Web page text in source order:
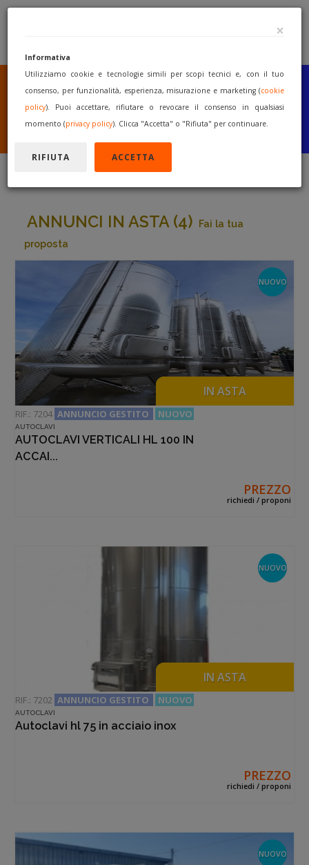
SEI UN COSTRUTTORE
O UN RIVENDITORE?
PUBBLICA GRATUITAMENTE
I TUOI MACCHINARI
INIZIA A VENDERE
ANNUNCI IN ASTA (4) Fai la tua
proposta
NUOVO
ANNUNCI IN EVIDENZA
IN ASTA
RIF.: 7204 ANNUNCIO GESTITO NUOVO
AUTOCLAVI
AUTOCLAVI VERTICALI HL 100 IN
ACCAI...
PREZZO
richiedi / proponi
NUOVO
ANNUNCI IN EVIDENZA
IN ASTA
RIF.: 7202 ANNUNCIO GESTITO NUOVO
AUTOCLAVI
Autoclavi hl 75 in acciaio inox
PREZZO
richiedi / proponi
NUOVO
×
Informativa
Utilizziamo cookie e tecnologie simili per scopi tecnici e, con il tuo
consenso, per funzionalità, esperienza, misurazione e marketing (cookie
policy). Puoi accettare, rifiutare o revocare il consenso in qualsiasi
momento (privacy policy). Clicca "Accetta" o "Rifiuta" per continuare.
RIFIUTA ACCETTA